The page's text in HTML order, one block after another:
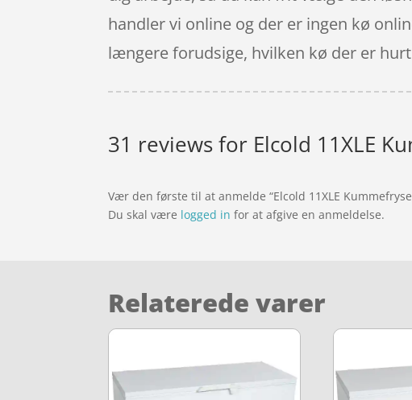
handler vi online og der er ingen kø
længere forudsige, hvilken kø der er
31 reviews for Elcold 11XLE
Vær den første til at anmelde “Elcold 11XLE
Du skal være logged in for at afgive en anmeldelse.
Relaterede varer